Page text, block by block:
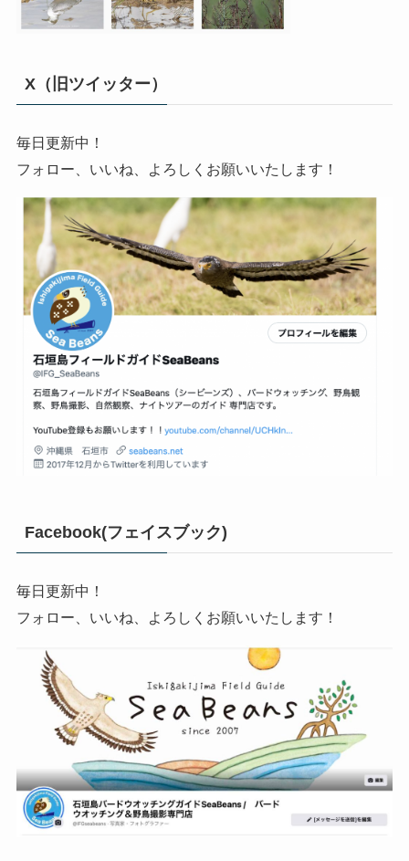
X（旧ツイッター）
毎日更新中！
フォロー、いいね、よろしくお願いいたします！
Facebook(フェイスブック)
毎日更新中！
フォロー、いいね、よろしくお願いいたします！